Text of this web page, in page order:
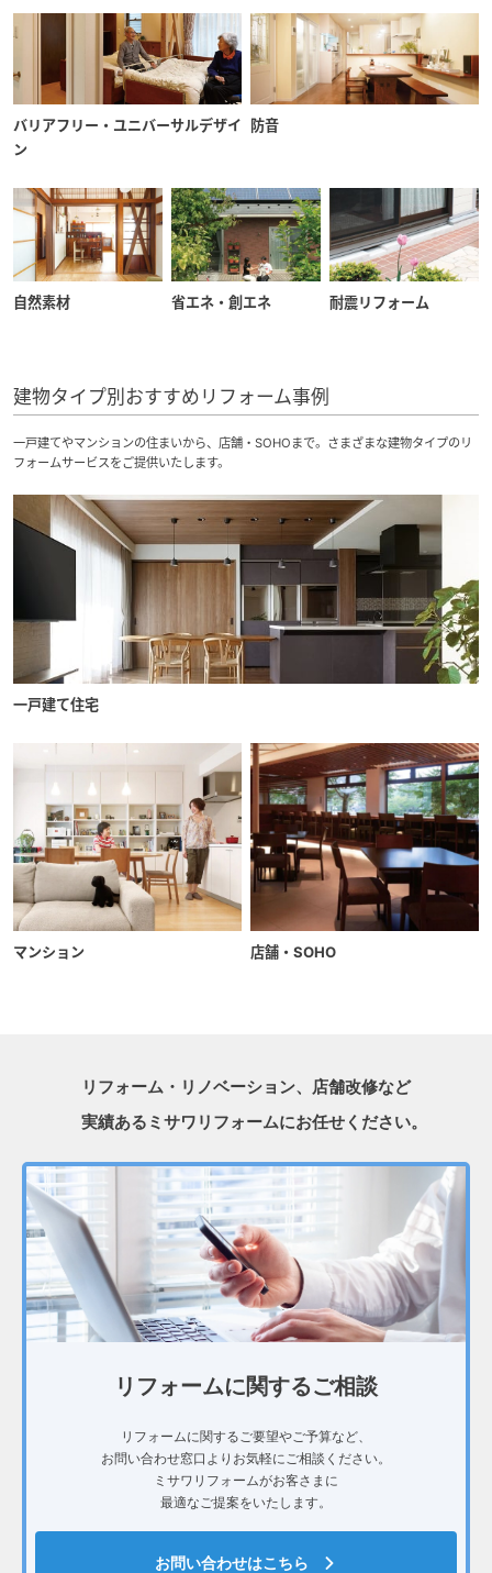
バリアフリー・ユニバーサルデザイ
ン
防音
自然素材 省エネ・創エネ 耐震リフォーム
建物タイプ別おすすめリフォーム事例
一戸建てやマンションの住まいから、店舗・SOHOまで。さまざまな建物タイプのリ
フォームサービスをご提供いたします。
一戸建て住宅
マンション 店舗・SOHO
リフォーム・リノベーション、店舗改修など
実績あるミサワリフォームにお任せください。
リフォームに関するご相談
リフォームに関するご要望やご予算など、
お問い合わせ窓口よりお気軽にご相談ください。
ミサワリフォームがお客さまに
最適なご提案をいたします。
お問い合わせはこちら